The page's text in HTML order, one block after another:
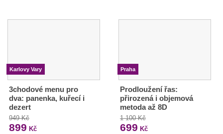
Karlovy Vary
3chodové menu pro
dva: panenka, kuřecí i
dezert
949 Kč
899 Kč
Praha
Prodloužení řas:
přirozená i objemová
metoda až 8D
1 100 Kč
699 Kč